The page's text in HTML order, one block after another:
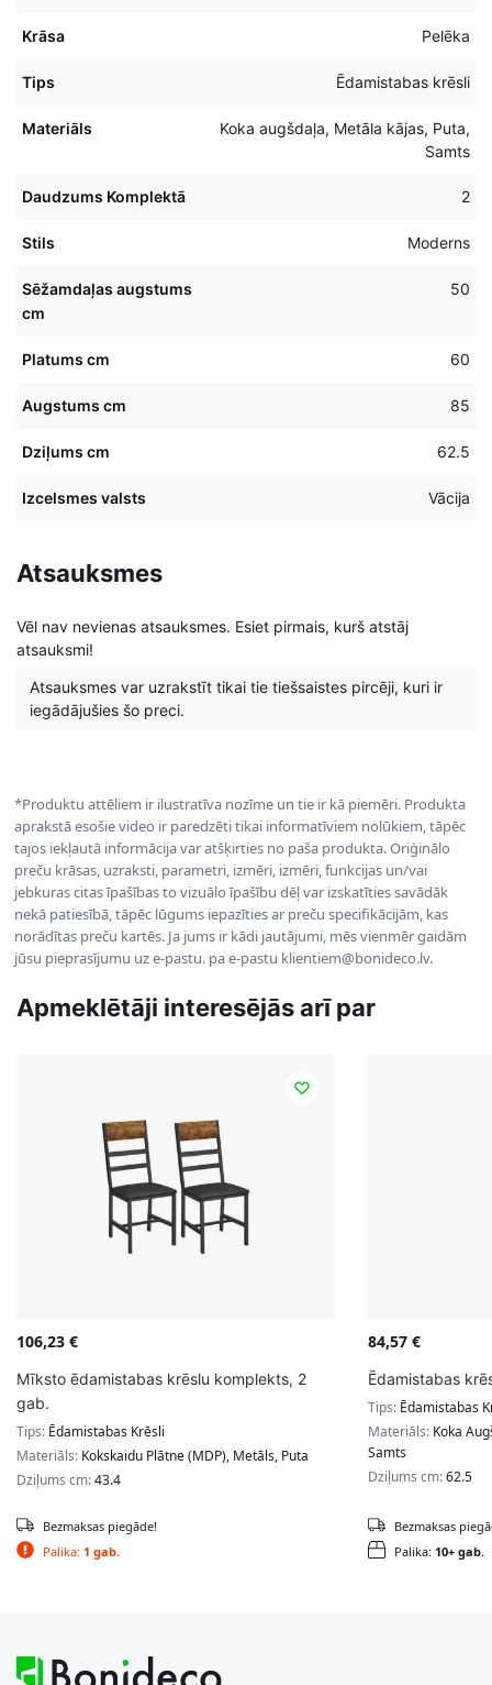
Krāsa Pelēka
Tips Ēdamistabas krēsli
Materiāls
Koka augšdaļa, Metāla kājas, Puta,
Samts
Daudzums Komplektā 2
Stils Moderns
Sēžamdaļas augstums
cm
50
Platums cm 60
Augstums cm 85
Dziļums cm 62.5
Izcelsmes valsts Vācija
Atsauksmes
Vēl nav nevienas atsauksmes. Esiet pirmais, kurš atstāj
atsauksmi!
Atsauksmes var uzrakstīt tikai tie tiešsaistes pircēji, kuri ir
iegādājušies šo preci.
*Produktu attēliem ir ilustratīva nozīme un tie ir kā piemēri. Produkta
aprakstā esošie video ir paredzēti tikai informatīviem nolūkiem, tāpēc
tajos iekļautā informācija var atšķirties no paša produkta. Oriģinālo
preču krāsas, uzraksti, parametri, izmēri, izmēri, funkcijas un/vai
jebkuras citas īpašības to vizuālo īpašību dēļ var izskatīties savādāk
nekā patiesībā, tāpēc lūgums iepazīties ar preču specifikācijām, kas
norādītas preču kartēs. Ja jums ir kādi jautājumi, mēs vienmēr gaidām
jūsu pieprasījumu uz e-pastu. pa e-pastu klientiem@bonideco.lv.
Apmeklētāji interesējās arī par
106,23 €
Mīksto ēdamistabas krēslu komplekts, 2
gab.
Tips: Ēdamistabas Krēsli
Materiāls: Kokskaidu Plātne (MDP), Metāls, Puta
Dziļums cm:43.4
Palika: 1 gab.
Bezmaksas piegāde!
84,57 €
Ēdamistabas
Tips: Ēdamistabas
Materiāls: Koka
Samts
Dziļums cm:62.5
Palika: 10+ gab.
Bezmaksas